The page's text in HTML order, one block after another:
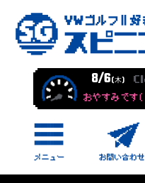
8/6(木)
おやすみで